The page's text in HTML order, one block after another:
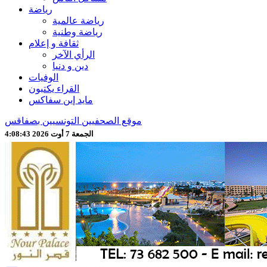
رياضة
رياضة عالمية
رياضة وطنية
ثقافة و إعلام
الرأي الآخر
دين و دنيا
الوفيات
القراء يكتبون
مايد إين سفاكس
موقع الصحفيين التونسيين بصفاقس
الجمعة 7 أوت 2026 4:08:45